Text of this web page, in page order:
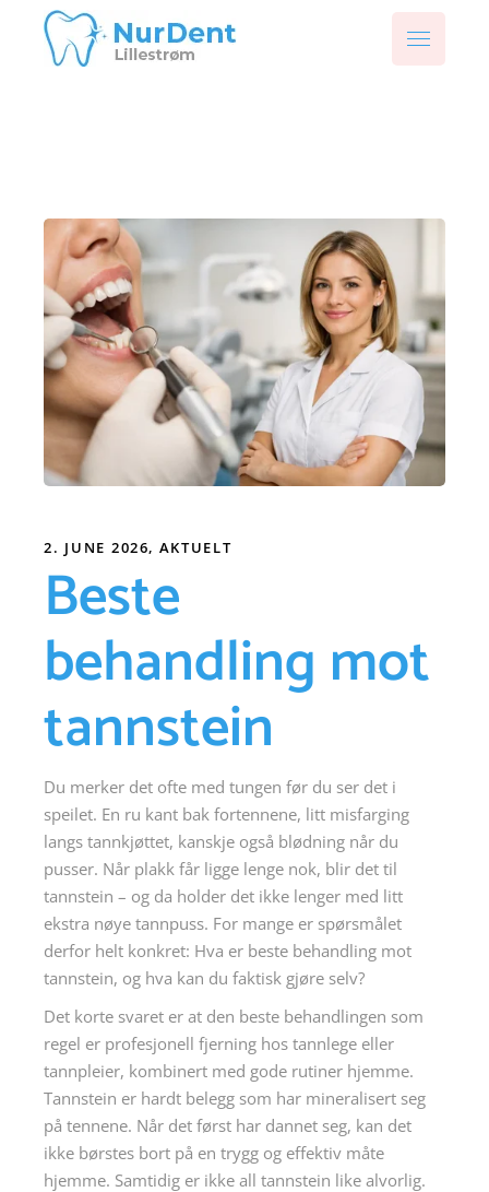
2. JUNE 2026 AKTUELT
Beste
behandling mot
tannstein
Du merker det ofte med tungen før du ser det i
speilet. En ru kant bak fortennene, litt misfarging
langs tannkjøttet, kanskje også blødning når du
pusser. Når plakk får ligge lenge nok, blir det til
tannstein – og da holder det ikke lenger med litt
ekstra nøye tannpuss. For mange er spørsmålet
derfor helt konkret: Hva er beste behandling mot
tannstein, og hva kan du faktisk gjøre selv?
Det korte svaret er at den beste behandlingen som
regel er profesjonell fjerning hos tannlege eller
tannpleier, kombinert med gode rutiner hjemme.
Tannstein er hardt belegg som har mineralisert seg
på tennene. Når det først har dannet seg, kan det
ikke børstes bort på en trygg og effektiv måte
hjemme. Samtidig er ikke all tannstein like alvorlig.